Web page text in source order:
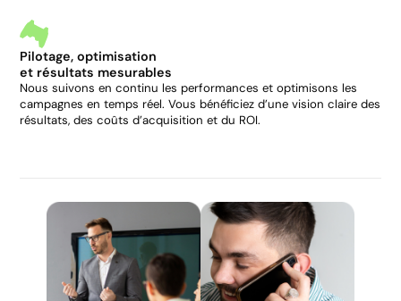
Pilotage, optimisation
et résultats mesurables
Nous suivons en continu les performances et optimisons les
campagnes en temps réel. Vous bénéficiez d’une vision claire des
résultats, des coûts d’acquisition et du ROI.